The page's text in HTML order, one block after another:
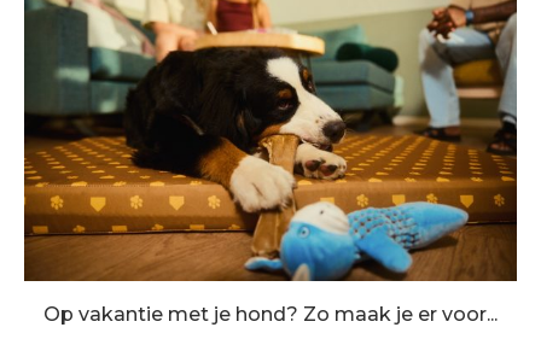
Op vakantie met je hond? Zo maak je er voor...